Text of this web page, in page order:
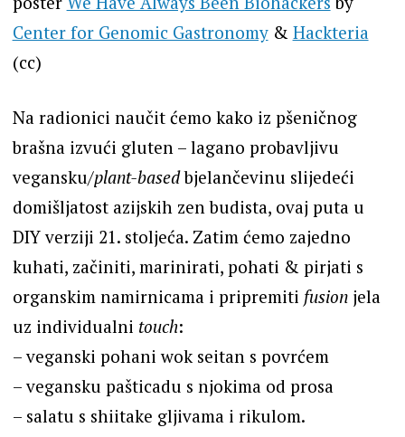
Center for Genomic Gastronomy& Hackteria
(cc)
Na radionici naučit ćemo kako iz pšeničnog
brašna izvući gluten – lagano probavljivu
vegansku/plant-basedbjelančevinu slijedeći
domišljatost azijskih zen budista, ovaj puta u
DIY verziji 21. stoljeća. Zatim ćemo zajedno
kuhati, začiniti, marinirati, pohati & pirjati s
organskim namirnicama i pripremiti fusionjela
uz individualni touch:
– veganski pohani wok seitan s povrćem
– vegansku pašticadu s njokima od prosa
– salatu s shiitake gljivama i rikulom.